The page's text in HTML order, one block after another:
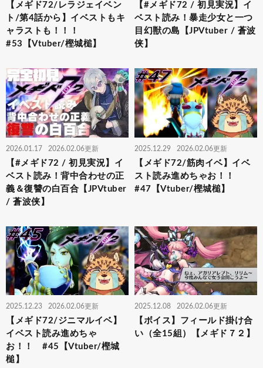
【メギド72/レラジェイベン
ト/第4話から】イベストもキ
ャラストも！！！
#53【Vtuber/樫城槌】
【#メギド72 / 初見実況】イ
ベスト読み！暴走少女と一つ
目幻獣の島【JPVtuber / 蒼波
侠】
2026.01.17 2026.02.06更新
【#メギド72 / 初見実況】イ
ベスト読み！背中合わせの正
義＆復讐の白百合【JPVtuber
/ 蒼波侠】
2025.12.29 2026.02.06更新
【メギド72/筋肉イベ】イベ
スト読み進めちゃお！！
#47【Vtuber/樫城槌】
2025.12.23 2026.02.06更新
【メギド72/ジニマルイベ】
イベスト読み進めちゃ
お！！ #45【Vtuber/樫城
槌】
2025.12.08 2026.02.06更新
【ボイス】フィールド掛け合
い（全15組）【メギド７２】